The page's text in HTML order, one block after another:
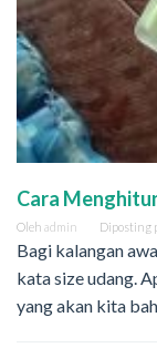
Cara
Oleh admin Diposting
Bagi kalangan
kata size udang.
yang akan kita